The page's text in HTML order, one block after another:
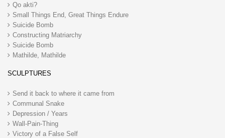
Qo akti?
Small Things End, Great Things Endure
Suicide Bomb
Constructing Matriarchy
Suicide Bomb
Mathilde, Mathilde
SCULPTURES
Send it back to where it came from
Communal Snake
Depression / Years
Wall-Pain-Thing
Victory of a False Self